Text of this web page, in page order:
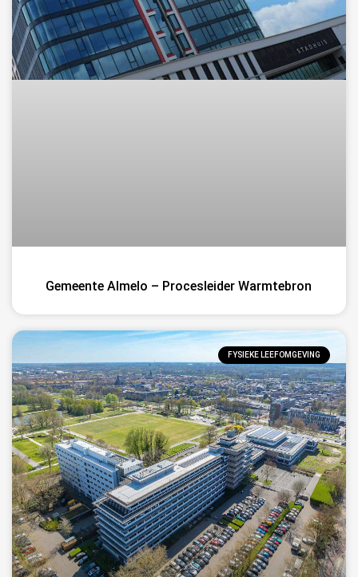
Gemeente Almelo – Procesleider Warmtebron
FYSIEKE LEEFOMGEVING